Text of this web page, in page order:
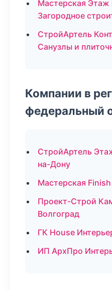
Мастерская
Загородное
СтройАртель
Санузлы и
Компании в
федеральный
СтройАртель
на-Дону
Мастерская
Проект-Строй
Волгоград
ГК House
ИП АрхПро